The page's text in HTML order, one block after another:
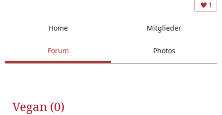
1
Home Mitglieder
Forum Photos
Vegan (0)